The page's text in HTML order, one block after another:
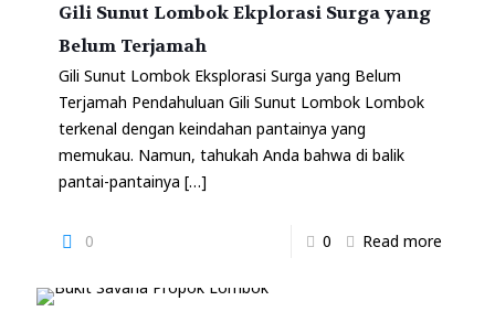
Gili Sunut Lombok Ekplorasi Surga yang
Belum Terjamah
Gili Sunut Lombok Eksplorasi Surga yang Belum
Terjamah Pendahuluan Gili Sunut Lombok Lombok
terkenal dengan keindahan pantainya yang
memukau. Namun, tahukah Anda bahwa di balik
pantai-pantainya […]
0 0 Read more